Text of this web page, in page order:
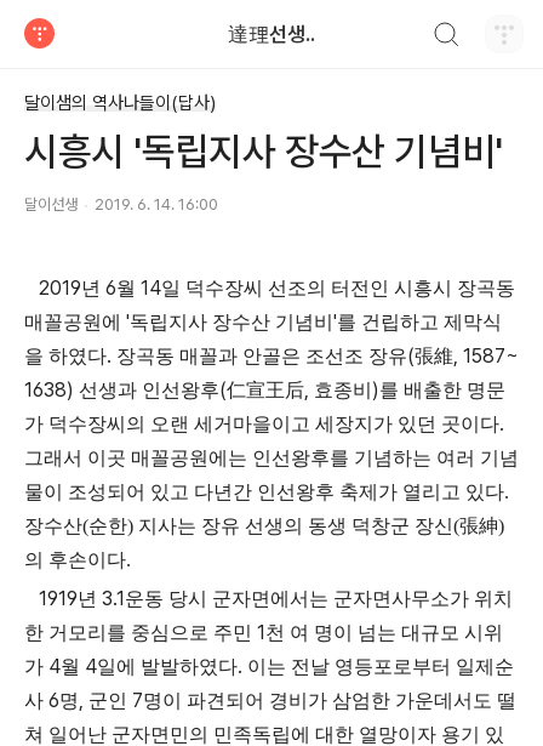
達理선생..
달이샘의 역사나들이(답사)
시흥시 '독립지사 장수산 기념비'
달이선생 2019. 6. 14. 16:00
2019년 6월 14일 덕수장씨 선조의 터전인 시흥시 장곡동
매꼴공원에 '독립지사 장수산 기념비 '를 건립하고 제막식
을 하였다. 장곡동 매꼴과 안골은 조선조 장유(張維, 1587~
1638) 선생과 인선왕후(仁宣王后, 효종비 )를 배출한 명문
가 덕수장씨의 오랜 세거마을이고 세장지가 있던 곳이다.
그래서 이곳 매꼴공원에는 인선왕후를 기념하는 여러 기념
물이 조성되어 있고 다년간 인선왕후 축제가 열리고 있다.
장수산(순한) 지사는 장유 선생의 동생 덕창군 장신(張紳)
의 후손이다.
1919년 3.1운동 당시 군자면에서는 군자면사무소가 위치
한 거모리를 중심으로 주민 1천 여 명이 넘는 대규모 시위
가 4월 4일에 발발하였다. 이는 전날 영등포로부터 일제순
사 6명, 군인 7명이 파견되어 경비가 삼엄한 가운데서도 떨
쳐 일어난 군자면민의 민족독립에 대한 열망이자 용기 있